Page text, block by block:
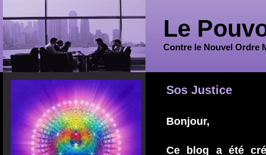
Le
Contre le Nouvel Ordre
Sos Justice
Bonjour,
Ce blog a été